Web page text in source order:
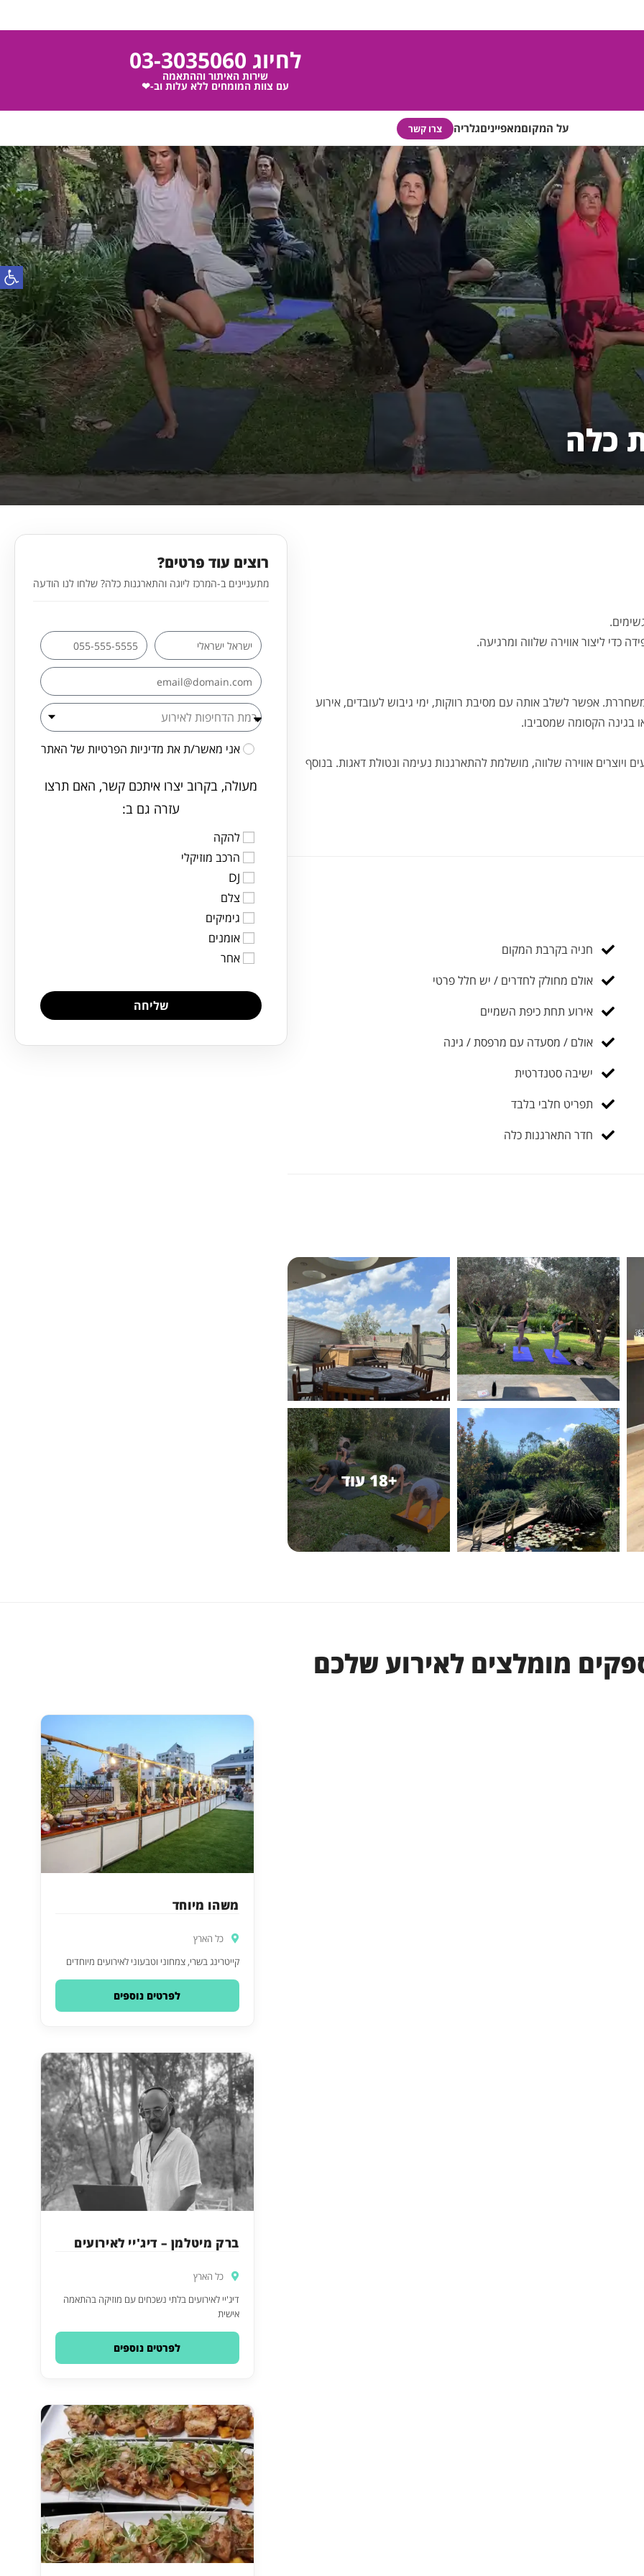
לחיוג 03-3035060
שירות האיתור וההתאמה
עם צוות המומחים ללא עלות וב-❤
על המקוםמאפייניםגלריה צרו קשר
כלה
כדי ליצור אווירה שלווה ומרגיעה.
אפשר לשלב אותה עם מסיבת רווקות, ימי גיבוש לעובדים, אירוע
בגינה הקסומה שמסביבו.
אווירה שלווה, מושלמת להתארגנות נעימה ונטולת דאגות. בנוסף
חניה בקרבת המקום
אולם מחולק לחדרים / יש חלל פרטי
אירוע תחת כיפת השמיים
אולם / מסעדה עם מרפסת / גינה
ישיבה סטנדרטית
תפריט חלבי בלבד
חדר התארגנות כלה
+18 עוד
רוצים עוד פרטים?
מתעניינים ב-המרכז ליוגה והתארגנות כלה? שלחו לנו הודעה
אני מאשר/ת את מדיניות הפרטיות של האתר
מעולה, בקרוב יצרו איתכם קשר, האם תרצו
עזרה גם ב:
להקה
הרכב מוזיקלי
DJ
צלם
גימיקים
אומנים
אחר
שליחה
מומלצים לאירוע שלכם
משהו מיוחד
כל הארץ
קייטרינג בשרי, צמחוני וטבעוני לאירועים מיוחדים
לפרטים נוספים
ברק מיטלמן – דיג'יי לאירועים
כל הארץ
דיג'יי לאירועים בלתי נשכחים עם מוזיקה בהתאמה
אישית
לפרטים נוספים